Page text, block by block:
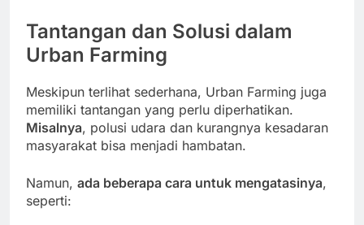
Tantangan dan Solusi dalam
Urban Farming
Meskipun terlihat sederhana, Urban Farming juga
memiliki tantangan yang perlu diperhatikan.
Misalnya, polusi udara dan kurangnya kesadaran
masyarakat bisa menjadi hambatan.
Namun, ada beberapa cara untuk mengatasinya,
seperti: